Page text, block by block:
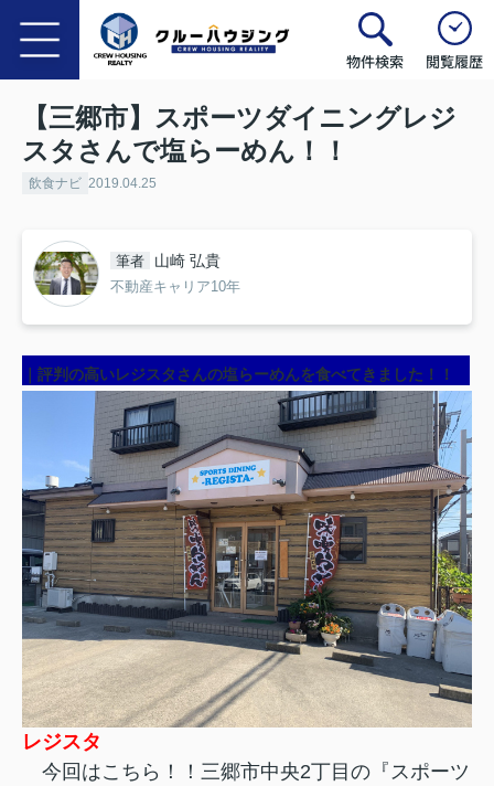
物件検索 閲覧履歴
【三郷市】スポーツダイニングレジ
スタさんで塩らーめん！！
飲食ナビ 2019.04.25
筆者 山崎 弘貴
不動産キャリア10年
｜評判の高いレジスタさんの塩らーめんを食べてきました！！
レジスタ
今回はこちら！！三郷市中央2丁目の『スポーツ